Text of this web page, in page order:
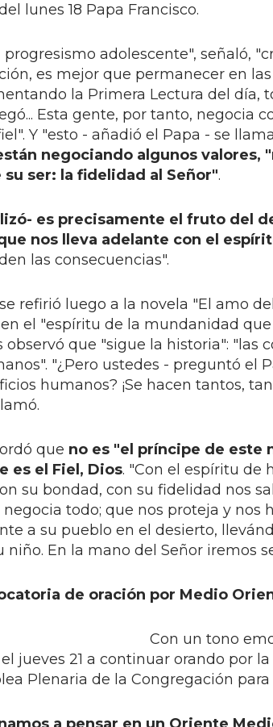
lunes 18 Papa Francisco.
adolescente", señaló,
es mejor que permanecer en
la Primera Lectura del día,
Esta gente, por tanto, negocia
Y "esto - añadió el Papa - se
negociando algunos valores,
su ser: la fidelidad al Señor".
es precisamente el fruto del
nos lleva adelante con el
las consecuencias".
refirió luego a la novela "El amo
el "espíritu de la mundanidad que
observó que "sigue la historia": "las
"¿Pero ustedes - preguntó el
humanos? ¡Se hacen tantos,
que no es "el príncipe de este
es el Fiel, Dios. "Con el espíritu de
su bondad, con su fidelidad nos
todo; que nos proteja y nos
a su pueblo en el desierto,
niño. En la mano del Señor iremos
de oración por Medio
Con un tono
jueves 21 a continuar orando por
Plenaria de la Congregación para